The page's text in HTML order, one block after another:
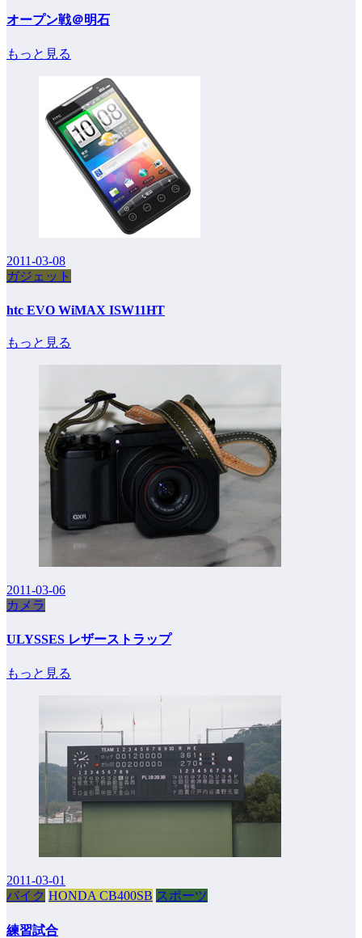
オープン戦＠明石
もっと見る
2011-03-08
ガジェット
htc EVO WiMAX ISW11HT
もっと見る
2011-03-06
カメラ
ULYSSES レザーストラップ
もっと見る
2011-03-01
バイク HONDA CB400SB スポーツ
練習試合